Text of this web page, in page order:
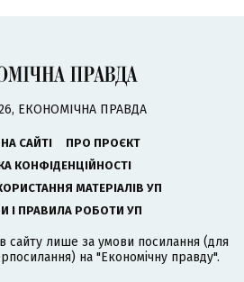
ЕКОНОМІЧНА ПРАВДА
САЙТІ
ПРО ПРОЄКТ
КОНФІДЕНЦІЙНОСТІ
МАТЕРІАЛІВ УП
І ПРАВИЛА РОБОТИ УП
сайту лише за умови посилання (для
на "Економічну правду".